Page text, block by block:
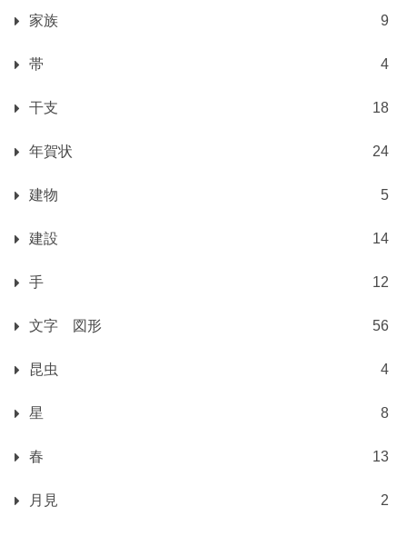
家族 9
帯 4
干支 18
年賀状 24
建物 5
建設 14
手 12
文字 図形 56
昆虫 4
星 8
春 13
月見 2